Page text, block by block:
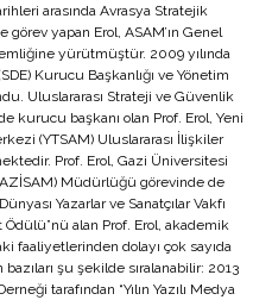
arasında Avrasya Stratejik
görev yapan Erol, ASAM’ın Genel
yürütmüştür. 2009 yılında
Kurucu Başkanlığı ve Yönetim
Uluslararası Strateji ve Güvenlik
kurucu başkanı olan Prof. Erol, Yeni
(YTSAM) Uluslararası İlişkiler
Prof. Erol, Gazi Üniversitesi
Müdürlüğü görevinde de
Yazarlar ve Sanatçılar Vakfı
Ödülü”nü alan Prof. Erol, akademik
faaliyetlerinden dolayı çok sayıda
şu şekilde sıralanabilir: 2013
tarafından “Yılın Yazılı Medya